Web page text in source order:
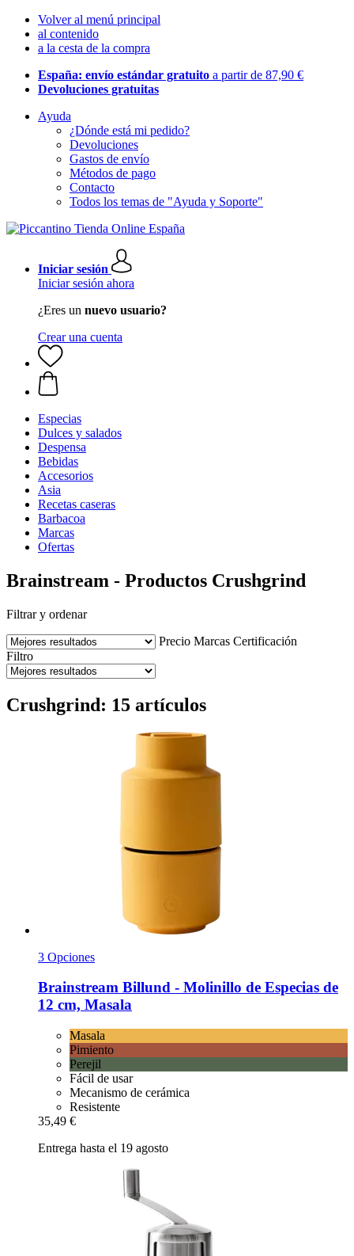
Volver al menú principal
al contenido
a la cesta de la compra
España: envío estándar gratuito a partir de 87,90 €
Devoluciones gratuitas
Ayuda
¿Dónde está mi pedido?
Devoluciones
Gastos de envío
Métodos de pago
Contacto
Todos los temas de "Ayuda y Soporte"
Iniciar sesión
Iniciar sesión ahora
¿Eres un nuevo usuario?
Crear una cuenta
Especias
Dulces y salados
Despensa
Bebidas
Accesorios
Asia
Recetas caseras
Barbacoa
Marcas
Ofertas
Brainstream - Productos Crushgrind
Filtrar y ordenar
Precio Marcas Certificación
Filtro
Crushgrind: 15 artículos
3 Opciones
Brainstream Billund -​ Molinillo de Especias de
12 cm, Masala
Masala
Pimiento
Perejil
Fácil de usar
Mecanismo de cerámica
Resistente
35,49 €
Entrega hasta el 19 agosto